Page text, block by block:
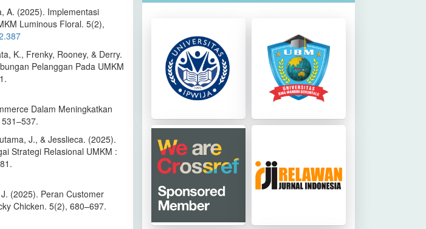
A. (2025). Implementasi
Luminous Floral. 5(2),
K., Frenky, Rooney, & Derry.
Pelanggan Pada UMKM
Dalam Meningkatkan
J., & Jesslieca. (2025).
Strategi Relasional UMKM :
(2025). Peran Customer
Chicken. 5(2), 680–697.